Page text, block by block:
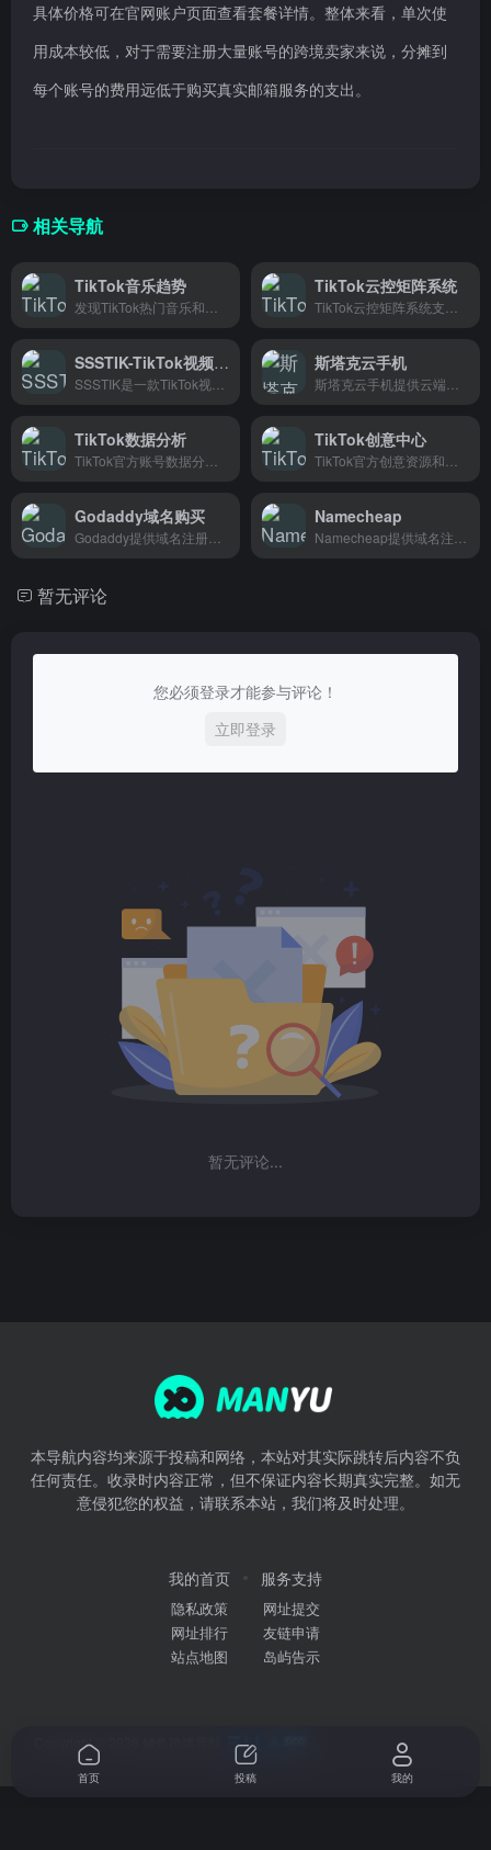
具体价格可在官网账户页面查看套餐详情。整体来看，单次使
用成本较低，对于需要注册大量账号的跨境卖家来说，分摊到
每个账号的费用远低于购买真实邮箱服务的支出。
相关导航
TikTok音乐趋势 TikTok云控矩阵系统
SSSTIK-TikTok视频下载 斯塔克云手机
TikTok数据分析 TikTok创意中心
Godaddy域名购买 Namecheap
暂无评论
您必须登录才能参与评论！
立即登录
暂无评论...
本导航内容均来源于投稿和网络，本站对其实际跳转后内容不负
任何责任。收录时内容正常，但不保证内容长期真实完整。如无
意侵犯您的权益，请联系本站，我们将及时处理。
我的首页
隐私政策
网址排行
站点地图
服务支持
网址提交
友链申请
岛屿告示
Copyright © 2026
首页 投稿 我的